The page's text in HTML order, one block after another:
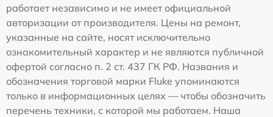
работает независимо и не имеет официальной
авторизации от производителя. Цены на ремонт,
указанные на сайте, носят исключительно
ознакомительный характер и не являются публичной
офертой согласно п. 2 ст. 437 ГК РФ. Названия и
обозначения торговой марки Fluke упоминаются
только в информационных целях — чтобы обозначить
перечень техники, с которой мы работаем. Наша